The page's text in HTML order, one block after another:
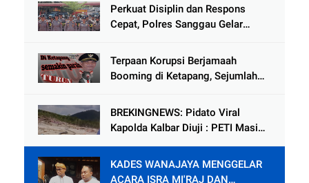
Perkuat Disiplin dan Respons
Cepat, Polres Sanggau Gelar
Hadapi Potensi Gangguan
Kamtibmas
Terpaan Korupsi Berjamaah
Booming di Ketapang, Sejumlah
Lingkaran
BREKINGNEWS: Pidato Viral
Kapolda Kalbar Diuji : PETI Masih
KADES WANAJAYA MENGGELAR
ACARA ISRA MI'RAJ DAN